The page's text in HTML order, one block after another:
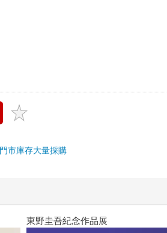
門市庫存大量採購